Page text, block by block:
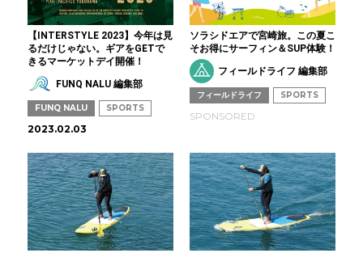
【INTERSTYLE 2023】今年は見
るだけじゃない。ギアをGETで
きるマーケットデイ開催！
FUNQ NALU 編集部
FUNQ NALU SPORTS
2023.02.03
ソラシドエアで宮崎旅。この夏こ
そお得にサーフィン＆SUP体験！
フィールドライフ 編集部
フィールドライフ SPORTS
SPONSORED